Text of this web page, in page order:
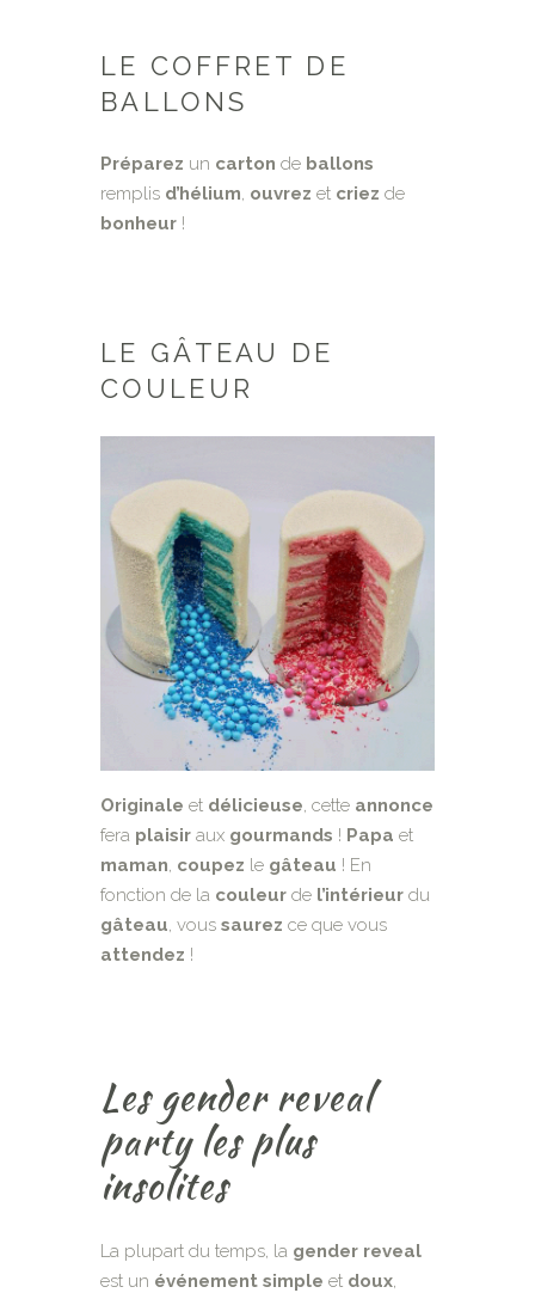
LE COFFRET DE
BALLONS
Préparez un carton de ballons
remplis d’hélium ouvrez et criez de
bonheur !
LE GÂTEAU DE
COULEUR
Originale et délicieuse , cette annonce
fera plaisir aux gourmands ! Papa et
maman coupez le gâteau ! En
fonction de la couleur de l’intérieur du
gâteau , vous saurez ce que vous
attendez !
Les gender reveal
party les plus
insolites
La plupart du temps, la gender reveal
est un événement simple et doux